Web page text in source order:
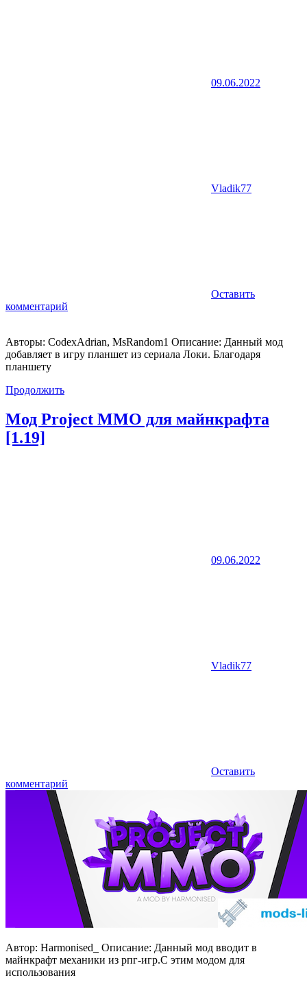
09.06.2022
Vladik77
Оставить
комментарий
Авторы: CodexAdrian, MsRandom1 Описание: Данный мод
добавляет в игру планшет из сериала Локи. Благодаря
планшету
Продолжить
Мод Project MMO для майнкрафта
[1.19]
09.06.2022
Vladik77
Оставить
комментарий
Автор: Harmonised_ Описание: Данный мод вводит в
майнкрафт механики из рпг-игр.С этим модом для
использования